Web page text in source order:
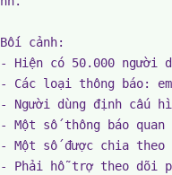
Bối cảnh:
- Hiện có 50.000 người
- Các loại thông báo:
- Người dùng định cấu
- Một số thông báo
- Một số được chia
- Phải hỗ trợ theo dõi